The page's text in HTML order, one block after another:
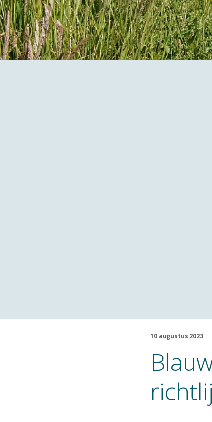
10 augustus 2023